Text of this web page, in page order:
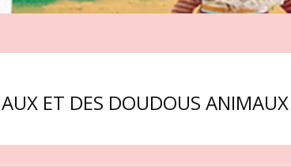
ET DES DOUDOUS ANIMAUX